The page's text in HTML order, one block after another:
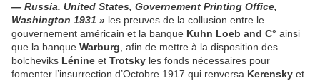
— Russia. United States, Governement Printing Office,
Washington 1931 » les preuves de la collusion entre le
gouvernement américain et la banque Kuhn Loeb and C° ainsi
que la banque Warburg , afin de mettre à la disposition des
bolcheviks Lénine et Trotsky les fonds nécessaires pour
fomenter l’insurrection d’Octobre 1917 qui renversa Kerensky et